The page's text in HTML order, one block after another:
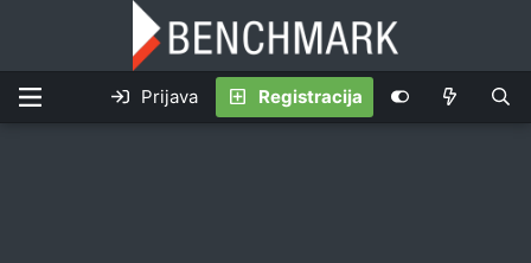
Prijava Registracija